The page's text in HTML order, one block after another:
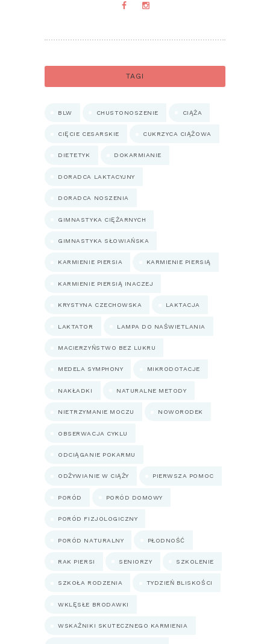
TAGI
BLW CHUSTONOSZENIE CIĄŻA
CIĘCIE CESARSKIE CUKRZYCA CIĄŻOWA
DIETETYK DOKARMIANIE
DORADCA LAKTACYJNY
DORADCA NOSZENIA
GIMNASTYKA CIĘŻARNYCH
GIMNASTYKA SŁOWIAŃSKA
KARMIENIE PIERSIA KARMIENIE PIERSIĄ
KARMIENIE PIERSIĄ INACZEJ
KRYSTYNA CZECHOWSKA LAKTACJA
LAKTATOR LAMPA DO NAŚWIETLANIA
MACIERZYŃSTWO BEZ LUKRU
MEDELA SYMPHONY MIKRODOTACJE
NAKŁADKI NATURALNE METODY
NIETRZYMANIE MOCZU NOWORODEK
OBSERWACJA CYKLU
ODCIĄGANIE POKARMU
ODŻYWIANIE W CIĄŻY PIERWSZA POMOC
PORÓD PORÓD DOMOWY
PORÓD FIZJOLOGICZNY
PORÓD NATURALNY PŁODNOŚĆ
RAK PIERSI SENIORZY SZKOLENIE
SZKOŁA RODZENIA TYDZIEŃ BLISKOŚCI
WKLĘSŁE BRODAWKI
WSKAŹNIKI SKUTECZNEGO KARMIENIA